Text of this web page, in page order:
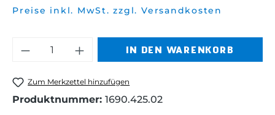
Preise inkl. MwSt. zzgl. Versandkosten
Produkt Anzahl: Gib den
IN DEN WARENKORB
Zum Merkzettel hinzufügen
Produktnummer: 1690.425.02